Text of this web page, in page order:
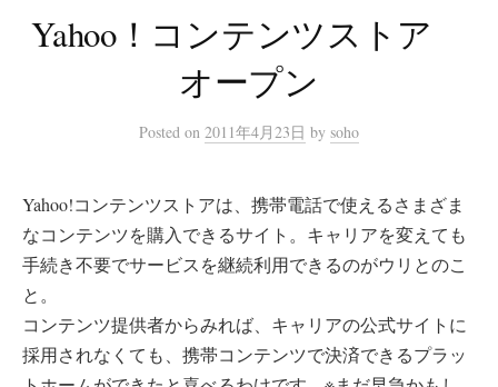
Yahoo！コンテンツストア
オープン
Posted on 2011年4月23日 by soho
Yahoo!コンテンツストアは、携帯電話で使えるさまざま
なコンテンツを購入できるサイト。キャリアを変えても
手続き不要でサービスを継続利用できるのがウリとのこ
と。
コンテンツ提供者からみれば、キャリアの公式サイトに
採用されなくても、携帯コンテンツで決済できるプラッ